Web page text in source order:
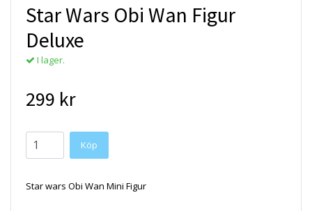
Star Wars Obi Wan Figur
Deluxe
I lager.
299 kr
Star wars Obi Wan Mini Figur